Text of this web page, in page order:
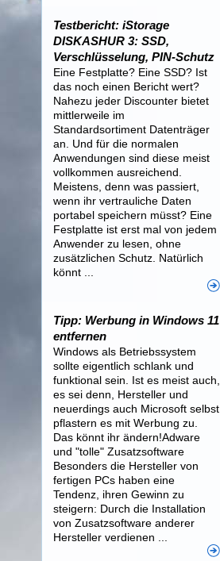
Testbericht: iStorage
DISKASHUR 3: SSD,
Verschlüsselung, PIN-Schutz
Eine Festplatte? Eine SSD? Ist
das noch einen Bericht wert?
Nahezu jeder Discounter bietet
mittlerweile im
Standardsortiment Datenträger
an. Und für die normalen
Anwendungen sind diese meist
vollkommen ausreichend.
Meistens, denn was passiert,
wenn ihr vertrauliche Daten
portabel speichern müsst? Eine
Festplatte ist erst mal von jedem
Anwender zu lesen, ohne
zusätzlichen Schutz. Natürlich
könnt ...
Tipp: Werbung in Windows 11
entfernen
Windows als Betriebssystem
sollte eigentlich schlank und
funktional sein. Ist es meist auch,
es sei denn, Hersteller und
neuerdings auch Microsoft selbst
pflastern es mit Werbung zu.
Das könnt ihr ändern!Adware
und "tolle" Zusatzsoftware
Besonders die Hersteller von
fertigen PCs haben eine
Tendenz, ihren Gewinn zu
steigern: Durch die Installation
von Zusatzsoftware anderer
Hersteller verdienen ...